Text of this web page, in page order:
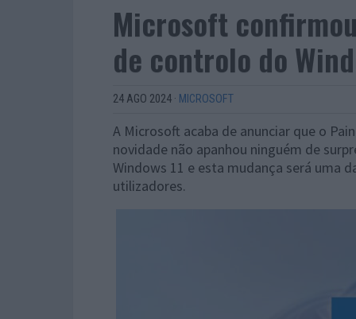
Microsoft
de controlo do
24 AGO 2024 · MICROSOFT
A Microsoft acaba de anunciar que o
novidade não apanhou ninguém de
Windows 11 e esta mudança será uma
utilizadores.